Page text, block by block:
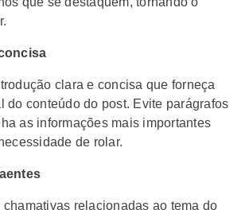
clara e concisa que forneça
do conteúdo do post. Evite parágrafos
as informações mais importantes
de rolar.
chamativas relacionadas ao tema do